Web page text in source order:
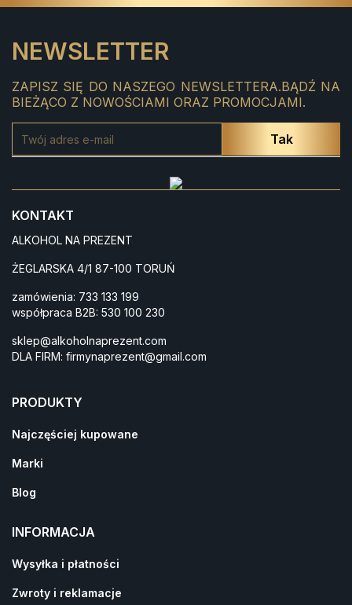
NEWSLETTER
ZAPISZ SIĘ DO NASZEGO NEWSLETTERA.BĄDŹ NA
BIEŻĄCO Z NOWOŚCIAMI ORAZ PROMOCJAMI.
KONTAKT
ALKOHOL NA PREZENT
ŻEGLARSKA 4/1 87-100 TORUŃ
zamówienia: 733 133 199
współpraca B2B: 530 100 230
sklep@alkoholnaprezent.com
DLA FIRM: firmynaprezent@gmail.com
PRODUKTY
Najczęściej kupowane
Marki
Blog
INFORMACJA
Wysyłka i płatności
Zwroty i reklamacje